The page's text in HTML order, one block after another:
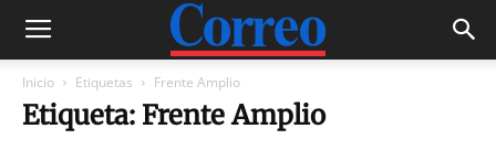
Inicio Etiquetas Frente Amplio
Etiqueta: Frente Amplio